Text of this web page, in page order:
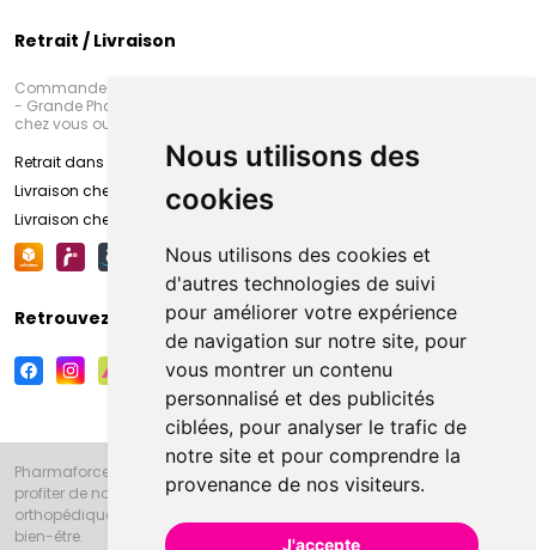
Nous utilisons des
cookies
Nous utilisons des cookies et
d'autres technologies de suivi
pour améliorer votre expérience
de navigation sur notre site, pour
vous montrer un contenu
personnalisé et des publicités
ciblées, pour analyser le trafic de
notre site et pour comprendre la
provenance de nos visiteurs.
J'accepte
Retrait / Livraison
Commandez en ligne et venez chercher votre commande à Amiens
- Grande Pharmacie d’Amiens (Fachon) ou recevez-là rapidement
chez vous ou en point retrait
Retrait dans la pharmacie d’Amiens
Livraison chez vous
Livraison chez votre commerçant
Retrouvez-nous sur vos réseaux sociaux
Pharmaforce.fr et la Grande Pharmacie d’Amiens vous souhaitent de
profiter de notre accueil, de nos conseils pharmaceutiques,
orthopédiques, homéopathiques, parapharmaceutiques, beauté et
bien-être.